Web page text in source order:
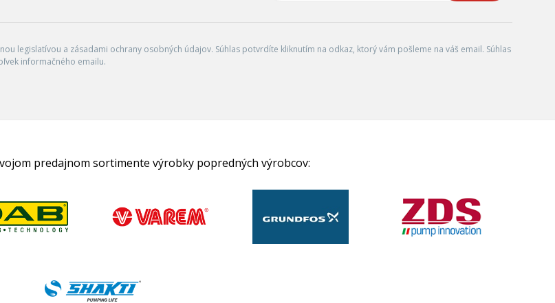
legislatívou a zásadami ochrany osobných údajov. Súhlas potvrdíte kliknutím na odkaz, ktorý vám pošleme na váš email. Súhlas
informačného emailu.
predajnom sortimente výrobky popredných výrobcov: